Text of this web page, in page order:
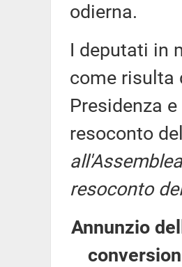
odierna.
I deputati in
come risulta
Presidenza
resoconto
resoconto
Annunzio